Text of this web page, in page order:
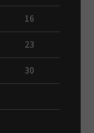
16
23
30